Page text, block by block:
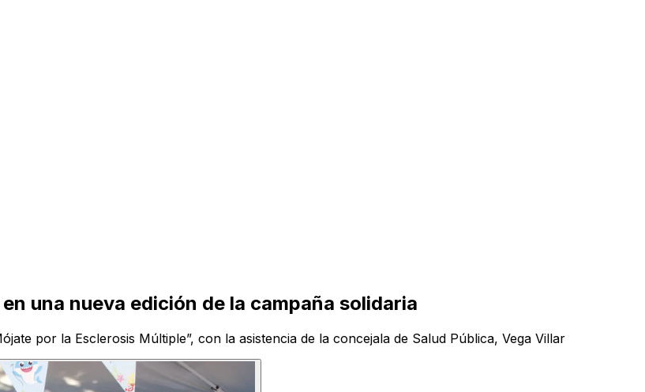
una nueva edición de la campaña solidaria
por la Esclerosis Múltiple”, con la asistencia de la concejala de Salud Pública, Vega Villar